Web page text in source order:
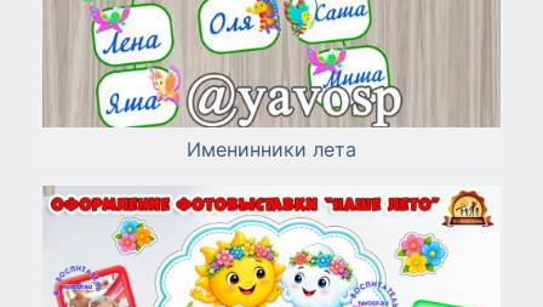
Именинники лета